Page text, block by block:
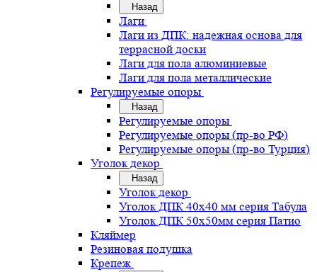
Назад
Лаги
Лаги из ДПК: надежная основа для
террасной доски
Лаги для пола алюминиевые
Лаги для пола металлические
Регулируемые опоры
Назад
Регулируемые опоры
Регулируемые опоры (пр-во РФ)
Регулируемые опоры (пр-во Турция)
Уголок декор
Назад
Уголок декор
Уголок ДПК 40х40 мм серия Табула
Уголок ДПК 50х50мм серия Патио
Кляймер
Резиновая подушка
Крепеж